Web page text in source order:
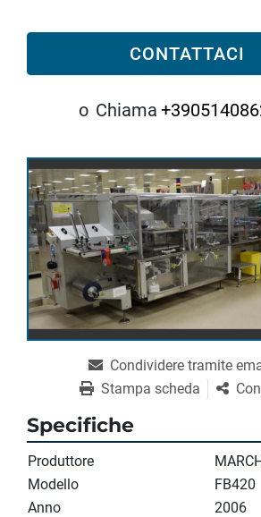
CONTATTACI
o Chiama
Condividere tramite
Stampa scheda
Specifiche
Produttore
Modello
FB420
Anno
2006